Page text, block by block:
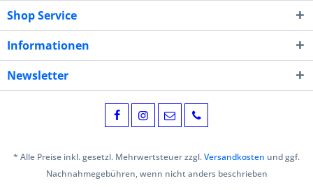
Shop Service
Informationen
Newsletter
* Alle Preise inkl. gesetzl. Mehrwertsteuer zzgl.Versandkosten und ggf.
Nachnahmegebühren, wenn nicht anders beschrieben